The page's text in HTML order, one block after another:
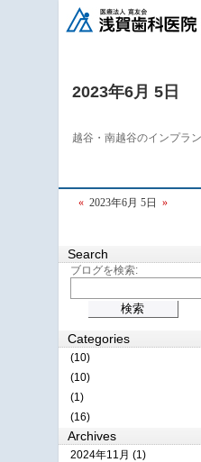
2023年6月 5日
越谷・南越谷のインプラ
« 2023年6月 5日 »
Search
ブログを検索:
Categories
(10)
(10)
(1)
(16)
Archives
2024年11月 (1)